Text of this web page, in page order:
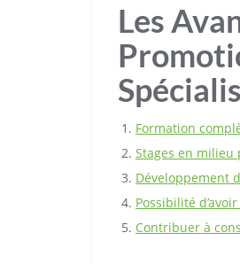
Les
Formation
Stages en
Développement
Possibilité
Contribuer à